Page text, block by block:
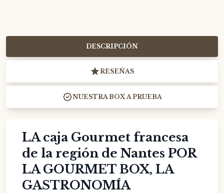
DESCRIPCIÓN
RESEÑAS
NUESTRA BOX A PRUEBA
LA caja Gourmet francesa
de la región de Nantes POR
LA GOURMET BOX, LA
GASTRONOMÍA